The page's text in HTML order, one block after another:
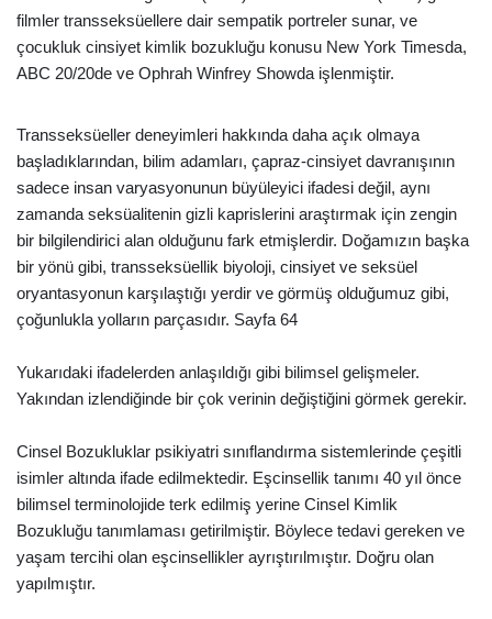
filmler transseksüellere dair sempatik portreler sunar, ve
çocukluk cinsiyet kimlik bozukluğu konusu New York Timesda,
ABC 20/20de ve Ophrah Winfrey Showda işlenmiştir.
Transseksüeller deneyimleri hakkında daha açık olmaya
başladıklarından, bilim adamları, çapraz-cinsiyet davranışının
sadece insan varyasyonunun büyüleyici ifadesi değil, aynı
zamanda seksüalitenin gizli kaprislerini araştırmak için zengin
bir bilgilendirici alan olduğunu fark etmişlerdir. Doğamızın başka
bir yönü gibi, transseksüellik biyoloji, cinsiyet ve seksüel
oryantasyonun karşılaştığı yerdir ve görmüş olduğumuz gibi,
çoğunlukla yolların parçasıdır. Sayfa 64
Yukarıdaki ifadelerden anlaşıldığı gibi bilimsel gelişmeler.
Yakından izlendiğinde bir çok verinin değiştiğini görmek gerekir.
Cinsel Bozukluklar psikiyatri sınıflandırma sistemlerinde çeşitli
isimler altında ifade edilmektedir. Eşcinsellik tanımı 40 yıl önce
bilimsel terminolojide terk edilmiş yerine Cinsel Kimlik
Bozukluğu tanımlaması getirilmiştir. Böylece tedavi gereken ve
yaşam tercihi olan eşcinsellikler ayrıştırılmıştır. Doğru olan
yapılmıştır.